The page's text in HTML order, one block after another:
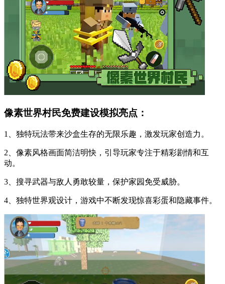
像素世界村民免费建设模拟亮点：
1、独特玩法带来沙盒生存的无限乐趣，激发玩家创造力。
2、像素风格画面简洁明快，引导玩家专注于精彩剧情和互
动。
3、搜寻武器与敌人勇敢较量，保护家园免受威胁。
4、独特世界观设计，游戏中不断发现惊喜彩蛋和隐藏事件。